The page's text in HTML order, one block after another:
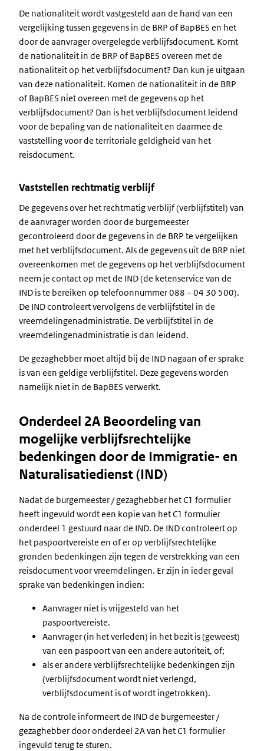
De nationaliteit wordt vastgesteld aan de hand van een
vergelijking tussen gegevens in de BRP of BapBES en het
door de aanvrager overgelegde verblijfsdocument. Komt
de nationaliteit in de BRP of BapBES overeen met de
nationaliteit op het verblijfsdocument? Dan kun je uitgaan
van deze nationaliteit. Komen de nationaliteit in de BRP
of BapBES niet overeen met de gegevens op het
verblijfsdocument? Dan is het verblijfsdocument leidend
voor de bepaling van de nationaliteit en daarmee de
vaststelling voor de territoriale geldigheid van het
reisdocument.
Vaststellen rechtmatig verblijf
De gegevens over het rechtmatig verblijf (verblijfstitel) van
de aanvrager worden door de burgemeester
gecontroleerd door de gegevens in de BRP te vergelijken
met het verblijfsdocument. Als de gegevens uit de BRP niet
overeenkomen met de gegevens op het verblijfsdocument
neem je contact op met de IND (de ketenservice van de
IND is te bereiken op telefoonnummer 088 – 04 30 500).
De IND controleert vervolgens de verblijfstitel in de
vreemdelingenadministratie. De verblijfstitel in de
vreemdelingenadministratie is dan leidend.
De gezaghebber moet altijd bij de IND nagaan of er sprake
is van een geldige verblijfstitel. Deze gegevens worden
namelijk niet in de BapBES verwerkt.
Onderdeel 2A Beoordeling van
mogelijke verblijfsrechtelijke
bedenkingen door de Immigratie- en
Naturalisatiedienst (IND)
Nadat de burgemeester / gezaghebber het C1 formulier
heeft ingevuld wordt een kopie van het C1 formulier
onderdeel 1 gestuurd naar de IND. De IND controleert op
het paspoortvereiste en of er op verblijfsrechtelijke
gronden bedenkingen zijn tegen de verstrekking van een
reisdocument voor vreemdelingen. Er zijn in ieder geval
sprake van bedenkingen indien:
Aanvrager niet is vrijgesteld van het
paspoortvereiste.
Aanvrager (in het verleden) in het bezit is (geweest)
van een paspoort van een andere autoriteit, of;
als er andere verblijfsrechtelijke bedenkingen zijn
(verblijfsdocument wordt niet verlengd,
verblijfsdocument is of wordt ingetrokken).
Na de controle informeert de IND de burgemeester /
gezaghebber door onderdeel 2A van het C1 formulier
ingevuld terug te sturen.